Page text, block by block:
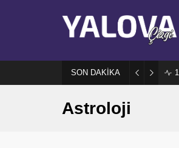
SON DAKİKA
Astroloji